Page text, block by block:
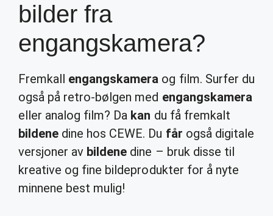
bilder fra
engangskamera?
Fremkall engangskamera og film. Surfer du
også på retro-bølgen med engangskamera
eller analog film? Da kan du få fremkalt
bildene dine hos CEWE. Du får også digitale
versjoner av bildene dine – bruk disse til
kreative og fine bildeprodukter for å nyte
minnene best mulig!